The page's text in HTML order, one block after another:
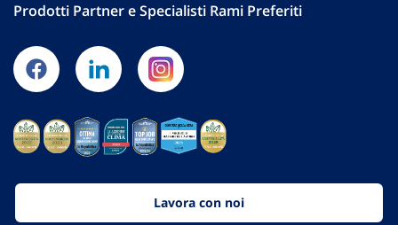
Prodotti Partner e Specialisti Rami Preferiti
Lavora con noi